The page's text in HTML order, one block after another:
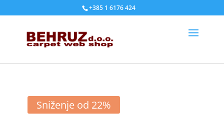
+385 1 6176 424
Sniženje od 22%